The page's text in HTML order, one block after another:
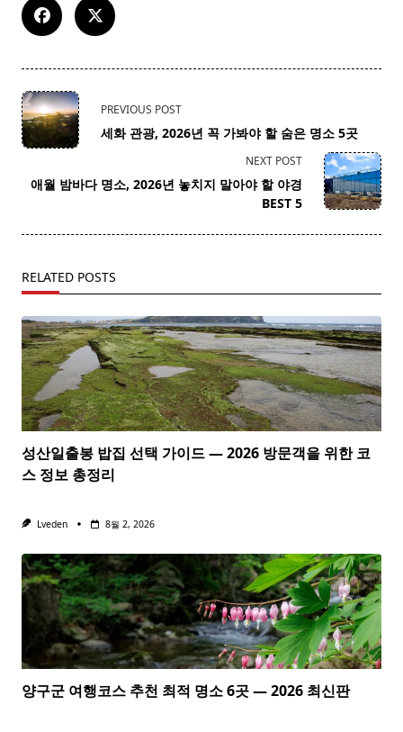
<span
class="nav-
subtitle
reader-
PREVIOUS POST
세화 관광, 2026년 꼭 가봐야 할 숨은 명소 5곳
NEXT POST
애월 밤바다 명소, 2026년 놓치지 말아야 할 야경
BEST 5
RELATED POSTS
성산일출봉 밥집 선택 가이드 — 2026 방문객을 위한 코
스 정보 총정리
Lveden 8월 2, 2026
양구군 여행코스 추천 최적 명소 6곳 — 2026 최신판